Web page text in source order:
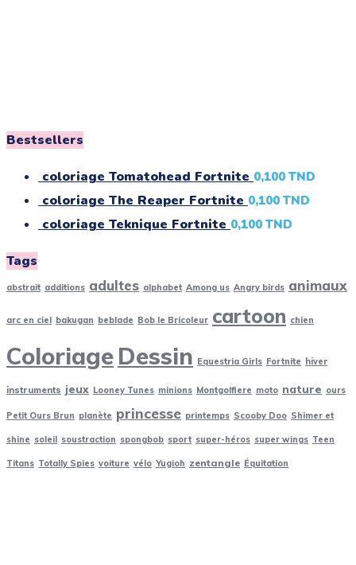
Bestsellers
coloriage Tomatohead Fortnite 0,100 TND
coloriage The Reaper Fortnite 0,100 TND
coloriage Teknique Fortnite 0,100 TND
Tags
abstrait additions adultes alphabet Among us Angry birds animaux
arc en ciel bakugan beblade Bob le Bricoleur cartoon chien
ColoriageDessin Equestria Girls Fortnite hiver
instruments jeux Looney Tunes minions Montgolfiere moto nature ours
Petit Ours Brun planète princesse printemps Scooby Doo Shimer et
shine soleil soustraction spongbob sport super-héros super wings Teen
Titans Totally Spies voiture vélo Yugioh zentangle Équitation